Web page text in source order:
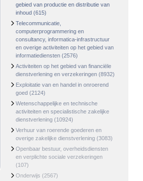
gebied van productie en distributie van
inhoud (615)
Telecommunicatie,
computerprogrammering en
consultancy, informatica-infrastructuur
en overige activiteiten op het gebied van
informatiediensten (2576)
Activiteiten op het gebied van financiële
dienstverlening en verzekeringen (8932)
Exploitatie van en handel in onroerend
goed (2124)
Wetenschappelijke en technische
activiteiten en specialistische zakelijke
dienstverlening (10924)
Verhuur van roerende goederen en
overige zakelijke dienstverlening (3083)
Openbaar bestuur, overheidsdiensten
en verplichte sociale verzekeringen
(107)
Onderwijs (2567)